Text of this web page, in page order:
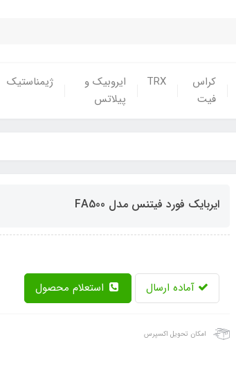
کراس
فیت
TRX
ایروبیک و
پیلاتس
ژیمناستیک
ایربایک فورد فیتنس مدل FA500
آماده ارسال
امکان تحویل اکسپرس